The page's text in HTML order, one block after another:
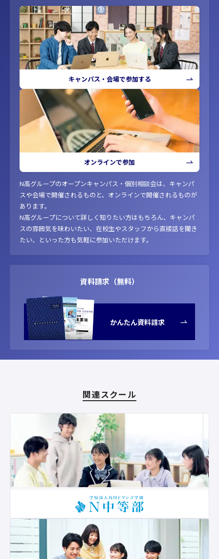
キャンパス・会場で参加する
オンラインで参加
N高グループのオープンキャンパス・個別相談会は、キャンパ
スや会場で開催されるものと、オンラインで開催されるものが
あります。
N高グループについて詳しく知りたい方はもちろん、キャンパ
スの雰囲気を味わいたい、在校生やスタッフから直接話を聞き
たい、といった方も気軽に参加いただけます。
資料請求（無料）
かんたん資料請求
関連スクール